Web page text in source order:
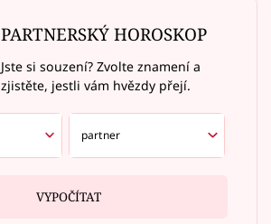
PARTNERSKÝ HOROSKOP
Jste si souzení? Zvolte znamení a
zjistěte, jestli vám hvězdy přejí.
VYPOČÍTAT